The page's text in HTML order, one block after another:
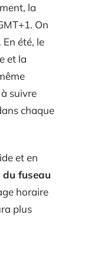
la
On
. En été, le
et la
suivre
chaque
et en
fuseau
horaire
plus